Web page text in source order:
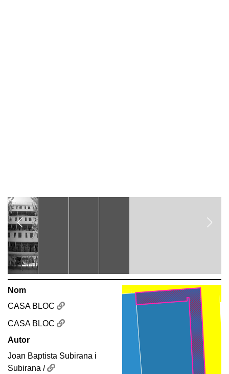
Nom
CASA BLOC
CASA BLOC
Autor
Joan Baptista Subirana i
Subirana /